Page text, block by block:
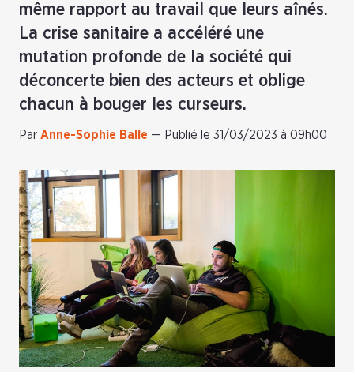
même rapport au travail que leurs aînés.
La crise sanitaire a accéléré une
mutation profonde de la société qui
déconcerte bien des acteurs et oblige
chacun à bouger les curseurs.
Par Anne-Sophie Balle — Publié le 31/03/2023 à 09h00